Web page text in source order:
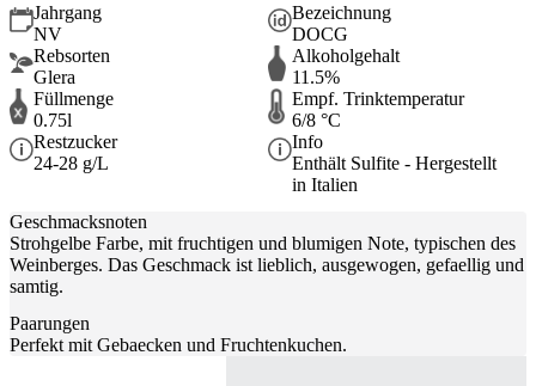
Jahrgang
NV
Bezeichnung
DOCG
Rebsorten
Glera
Alkoholgehalt
11.5%
Füllmenge
0.75l
Empf. Trinktemperatur
6/8 °C
Restzucker
24-28 g/L
Info
Enthält Sulfite - Hergestellt
in Italien
Geschmacksnoten
Strohgelbe Farbe, mit fruchtigen und blumigen Note, typischen des
Weinberges. Das Geschmack ist lieblich, ausgewogen, gefaellig und
samtig.
Paarungen
Perfekt mit Gebaecken und Fruchtenkuchen.